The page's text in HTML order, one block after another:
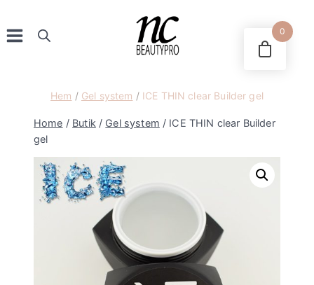
to
content
Hem / Gel system / ICE THIN clear Builder gel
Home / Butik / Gel system / ICE THIN clear Builder
gel
0